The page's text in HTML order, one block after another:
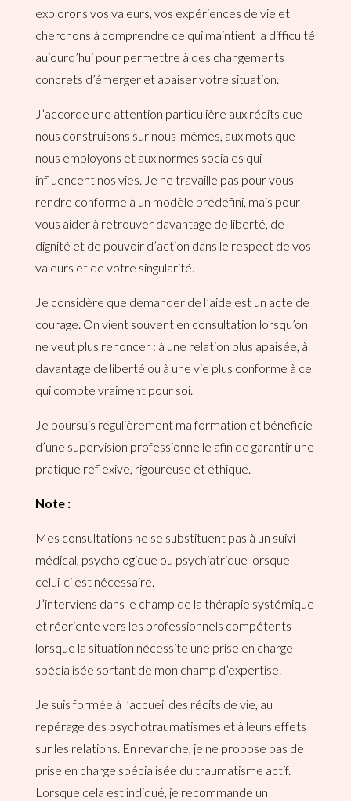
explorons vos valeurs, vos expériences de vie et
cherchons à comprendre ce qui maintient la difficulté
aujourd’hui pour permettre à des changements
concrets d’émerger et apaiser votre situation.
J’accorde une attention particulière aux récits que
nous construisons sur nous-mêmes, aux mots que
nous employons et aux normes sociales qui
influencent nos vies. Je ne travaille pas pour vous
rendre conforme à un modèle prédéfini, mais pour
vous aider à retrouver davantage de liberté, de
dignité et de pouvoir d’action dans le respect de vos
valeurs et de votre singularité.
Je considère que demander de l’aide est un acte de
courage. On vient souvent en consultation lorsqu’on
ne veut plus renoncer : à une relation plus apaisée, à
davantage de liberté ou à une vie plus conforme à ce
qui compte vraiment pour soi.
Je poursuis régulièrement ma formation et bénéficie
d’une supervision professionnelle afin de garantir une
pratique réflexive, rigoureuse et éthique.
Note :
Mes consultations ne se substituent pas à un suivi
médical, psychologique ou psychiatrique lorsque
celui-ci est nécessaire.
J’interviens dans le champ de la thérapie systémique
et réoriente vers les professionnels compétents
lorsque la situation nécessite une prise en charge
spécialisée sortant de mon champ d’expertise.
Je suis formée à l’accueil des récits de vie, au
repérage des psychotraumatismes et à leurs effets
sur les relations. En revanche, je ne propose pas de
prise en charge spécialisée du traumatisme actif.
Lorsque cela est indiqué, je recommande un